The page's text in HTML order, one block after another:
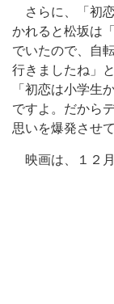
さらに、「初
かれると松坂は
でいたので、自
行きましたね」
「初恋は小学生
ですよ。だから
思いを爆発させて
映画は、１２月